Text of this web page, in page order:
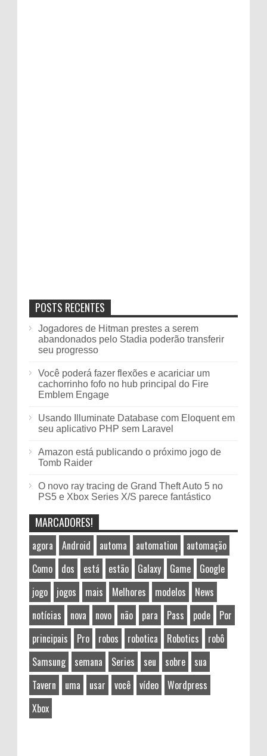
POSTS RECENTES
Jogadores de Hitman prestes a serem
abandonados pelo Stadia poderão transferir
seu progresso
Você poderá fazer flexões e acariciar um
cachorrinho fofo no hub principal do Fire
Emblem Engage
Usando Illuminate Database com Eloquent em
seu aplicativo PHP sem Laravel
Amazon está publicando o próximo jogo de
Tomb Raider
O novo ray tracing de Grand Theft Auto 5 no
PS5 e Xbox Series X/S parece fantástico
MARCADORES!
agora Android automa automation
automação
Como
dos está estão Galaxy Game
Google
jogo
jogos mais Melhores modelos
News
notícias
nova novo não para Pass pode
Por
principais
Pro robos robotica Robotics
robô
Samsung
semana Series seu sobre
sua
Tavern
uma usar você vídeo
Wordpress
Xbox